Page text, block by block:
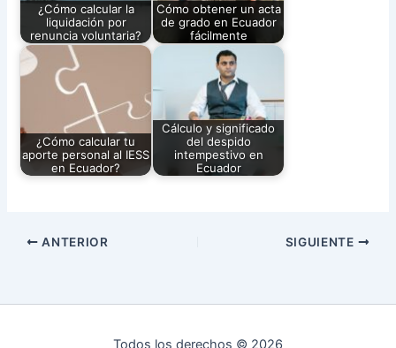
¿Cómo calcular la
liquidación por
renuncia voluntaria?
Cómo obtener un acta
de grado en Ecuador
fácilmente
¿Cómo calcular tu
aporte personal al IESS
en Ecuador?
Cálculo y significado
del despido
intempestivo en
Ecuador
ANTERIOR SIGUIENTE
Todos los derechos © 2026